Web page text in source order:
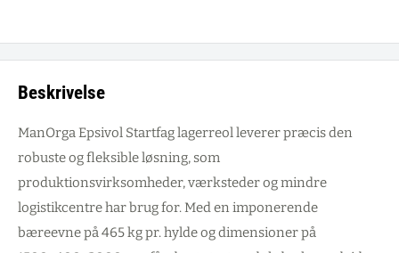
Beskrivelse
ManOrga Epsivol Startfag lagerreol leverer præcis den
robuste og fleksible løsning, som
produktionsvirksomheder, værksteder og mindre
logistikcentre har brug for. Med en imponerende
bæreevne på 465 kg pr. hylde og dimensioner på